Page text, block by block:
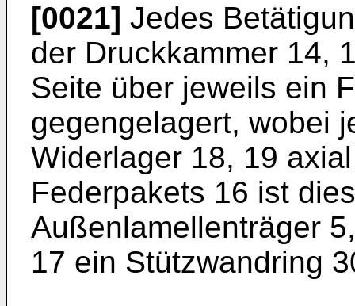
[0021] Jedes
der Druckkammer 14,
Seite über jeweils ein
gegengelagert, wobei
Widerlager 18, 19
Federpakets 16 ist
Außenlamellenträger
17 ein Stützwandring